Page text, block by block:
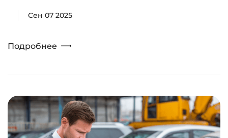
Сен 07 2025
Подробнее